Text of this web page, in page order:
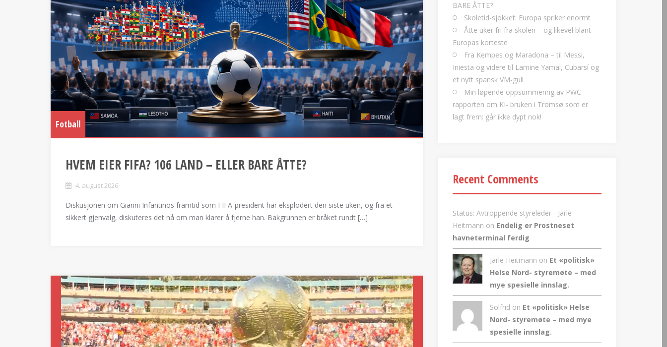
Fotball
HVEM EIER FIFA? 106 LAND – ELLER BARE ÅTTE?
4. august 2026
Diskusjonen om Gianni Infantinos framtid som FIFA-president har eksplodert den siste uken, og fra et
sikkert gjenvalg, diskuteres det nå om man klarer å fjerne han. Bakgrunnen er bråket rundt […]
BARE ÅTTE?
Skoletid-sjokket: Europa spriker enormt
Åtte uker fri fra skolen – og likevel blant
Europas korteste
Fra Kempes og Maradona – til Messi,
Iniesta og videre til Lamine Yamal, Cubarsí og
et nytt spansk VM-gull
Min løpende oppsummering av PWC-
rapporten om KI- bruken i Tromsø som er
lagt frem: går ikke dypt nok!
Recent Comments
Status: Avtroppende styreleder - Jarle
Heitmann on Endelig er Prostneset
havneterminal ferdig
Jarle Heitmann on Et «politisk»
Helse Nord- styremøte – med
mye spesielle innslag.
Solfrid on Et «politisk» Helse
Nord- styremøte – med mye
spesielle innslag.